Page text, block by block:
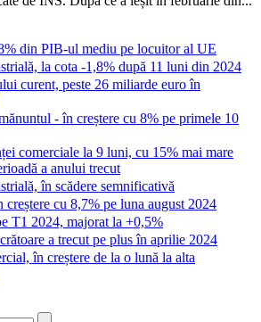
din PIB-ul mediu pe locuitor al UE
la cota -1,8% după 11 luni din 2024
curent, peste 26 miliarde euro în
- în creștere cu 8% pe primele 10
comerciale la 9 luni, cu 15% mai mare
a anului trecut
în scădere semnificativă
creștere cu 8,7% pe luna august 2024
T1 2024, majorat la +0,5%
a trecut pe plus în aprilie 2024
în creștere de la o lună la alta